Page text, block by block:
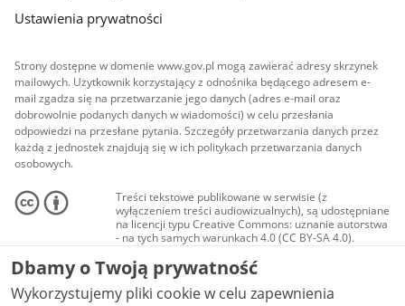
Ustawienia prywatności
Strony dostępne w domenie www.gov.pl mogą zawierać adresy skrzynek
mailowych. Użytkownik korzystający z odnośnika będącego adresem e-
mail zgadza się na przetwarzanie jego danych (adres e-mail oraz
dobrowolnie podanych danych w wiadomości) w celu przesłania
odpowiedzi na przesłane pytania. Szczegóły przetwarzania danych przez
każdą z jednostek znajdują się w ich politykach przetwarzania danych
osobowych.
Treści tekstowe publikowane w serwisie (z
wyłączeniem treści audiowizualnych), są udostępniane
na licencji typu Creative Commons: uznanie autorstwa
- na tych samych warunkach 4.0 (CC BY-SA 4.0).
Materiały audiowizualne, w tym zdjęcia, materiały
audio i wideo, są udostępniane na licencji typu
Creative Commons: uznanie autorstwa użycie
niekomercyjne - bez utworów zależnych 4.0 (CC BY-
Dbamy o Twoją prywatność
Wykorzystujemy pliki cookie w celu zapewnienia